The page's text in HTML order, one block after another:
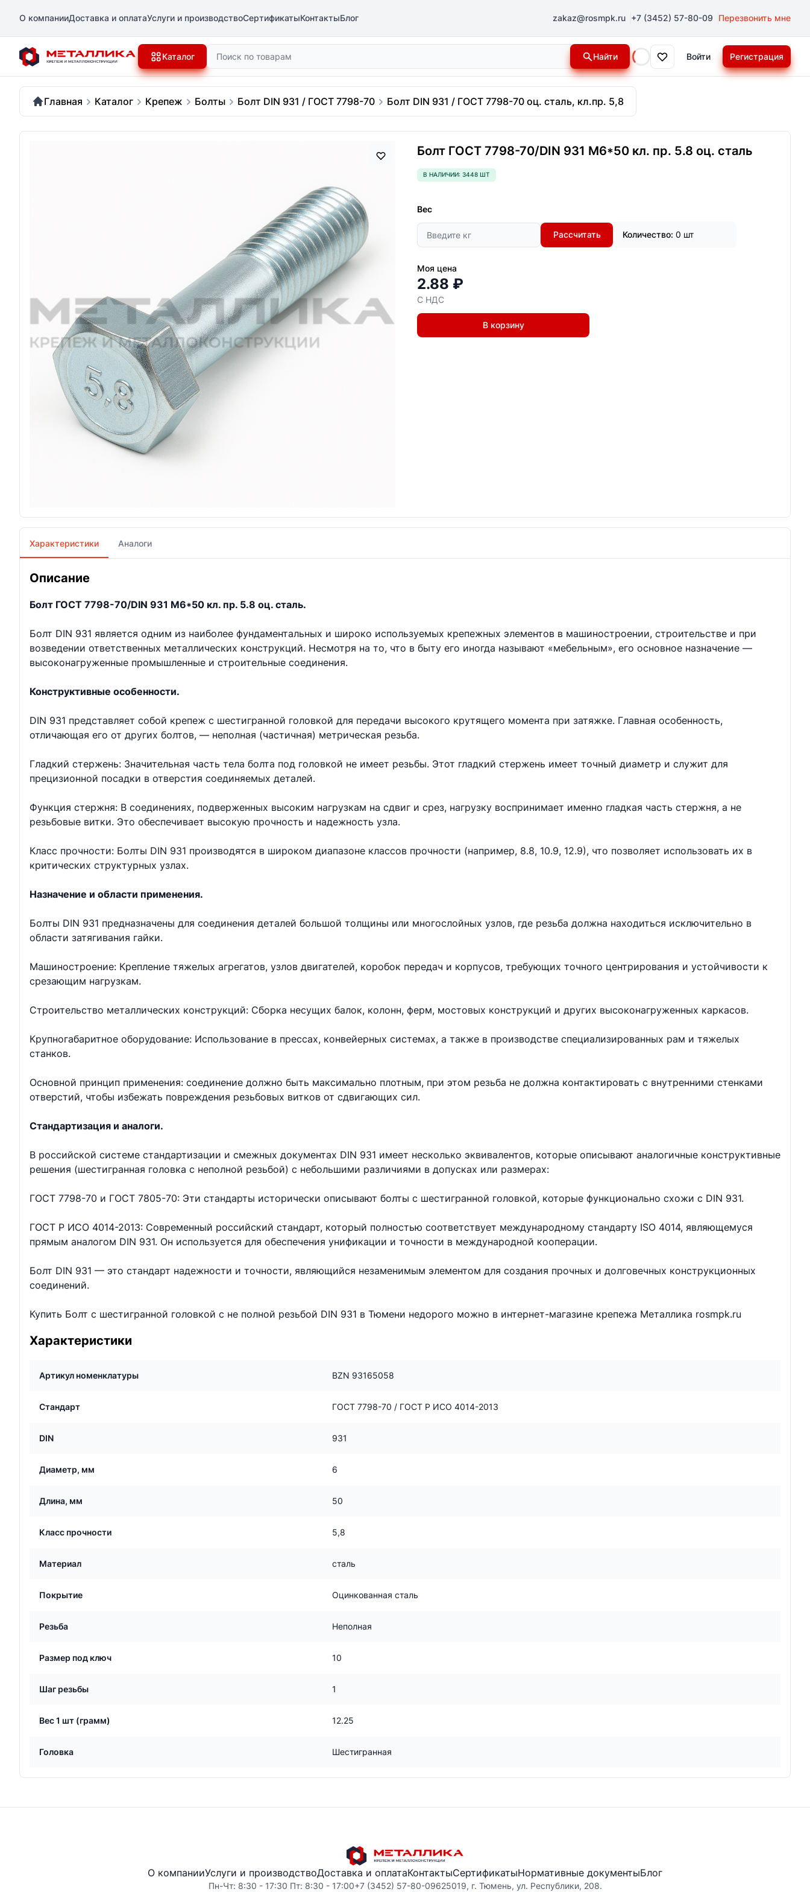
О компанииДоставка и оплатаУслуги и производствоСертификатыКонтактыБлог zakaz@rosmpk.ru +7 (3452) 57-80-09 Перезвонить мне
Каталог Поиск Найти
Loading...
Войти Регистрация
Главная Каталог Крепеж Болты Болт DIN 931 / ГОСТ 7798-70 Болт DIN 931 / ГОСТ 7798-70 оц. сталь, кл.пр. 5,8
Болт ГОСТ 7798-70/DIN 931 М6*50 кл. пр. 5.8 оц. сталь
В НАЛИЧИИ: 3448 ШТ
Вес
Рассчитать Количество: 0 шт
Моя цена
2.88 ₽
С НДС
В корзину
Характеристики Аналоги
Описание
Болт ГОСТ 7798-70/DIN 931 М6*50 кл. пр. 5.8 оц. сталь.
Болт DIN 931 является одним из наиболее фундаментальных и широко используемых крепежных элементов в машиностроении, строительстве и при
возведении ответственных металлических конструкций. Несмотря на то, что в быту его иногда называют «мебельным», его основное назначение —
высоконагруженные промышленные и строительные соединения.
Конструктивные особенности.
DIN 931 представляет собой крепеж с шестигранной головкой для передачи высокого крутящего момента при затяжке. Главная особенность,
отличающая его от других болтов, — неполная (частичная) метрическая резьба.
Гладкий стержень: Значительная часть тела болта под головкой не имеет резьбы. Этот гладкий стержень имеет точный диаметр и служит для
прецизионной посадки в отверстия соединяемых деталей.
Функция стержня: В соединениях, подверженных высоким нагрузкам на сдвиг и срез, нагрузку воспринимает именно гладкая часть стержня, а не
резьбовые витки. Это обеспечивает высокую прочность и надежность узла.
Класс прочности: Болты DIN 931 производятся в широком диапазоне классов прочности (например, 8.8, 10.9, 12.9), что позволяет использовать их в
критических структурных узлах.
Назначение и области применения.
Болты DIN 931 предназначены для соединения деталей большой толщины или многослойных узлов, где резьба должна находиться исключительно в
области затягивания гайки.
Машиностроение: Крепление тяжелых агрегатов, узлов двигателей, коробок передач и корпусов, требующих точного центрирования и устойчивости к
срезающим нагрузкам.
Строительство металлических конструкций: Сборка несущих балок, колонн, ферм, мостовых конструкций и других высоконагруженных каркасов.
Крупногабаритное оборудование: Использование в прессах, конвейерных системах, а также в производстве специализированных рам и тяжелых
станков.
Основной принцип применения: соединение должно быть максимально плотным, при этом резьба не должна контактировать с внутренними стенками
отверстий, чтобы избежать повреждения резьбовых витков от сдвигающих сил.
Стандартизация и аналоги.
В российской системе стандартизации и смежных документах DIN 931 имеет несколько эквивалентов, которые описывают аналогичные конструктивные
решения (шестигранная головка с неполной резьбой) с небольшими различиями в допусках или размерах:
ГОСТ 7798-70 и ГОСТ 7805-70: Эти стандарты исторически описывают болты с шестигранной головкой, которые функционально схожи с DIN 931.
ГОСТ Р ИСО 4014-2013: Современный российский стандарт, который полностью соответствует международному стандарту ISO 4014, являющемуся
прямым аналогом DIN 931. Он используется для обеспечения унификации и точности в международной кооперации.
Болт DIN 931 — это стандарт надежности и точности, являющийся незаменимым элементом для создания прочных и долговечных конструкционных
соединений.
Купить Болт с шестигранной головкой с не полной резьбой DIN 931 в Тюмени недорого можно в интернет-магазине крепежа Металлика rosmpk.ru
Характеристики
Артикул номенклатуры BZN 93165058
Стандарт ГОСТ 7798-70 / ГОСТ Р ИСО 4014-2013
DIN 931
Диаметр, мм 6
Длина, мм 50
Класс прочности 5,8
Материал сталь
Покрытие Оцинкованная сталь
Резьба Неполная
Размер под ключ 10
Шаг резьбы 1
Вес 1 шт (грамм) 12.25
Головка Шестигранная
О компанииУслуги и производствоДоставка и оплатаКонтактыСертификатыНормативные документыБлог
Пн-Чт: 8:30 - 17:30 Пт: 8:30 - 17:00+7 (3452) 57-80-09625019, г. Тюмень, ул. Республики, 208.